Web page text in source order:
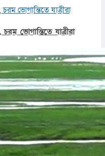
ভোগান্তিতে যাত্রীরা